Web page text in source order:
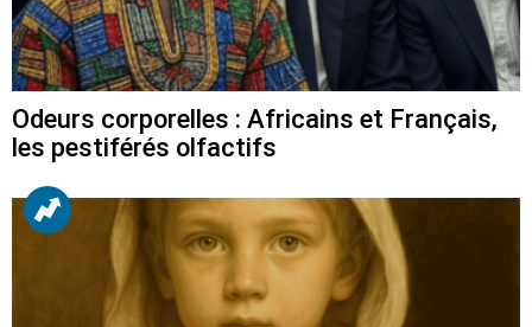
Odeurs corporelles : Africains et Français,
les pestiférés olfactifs